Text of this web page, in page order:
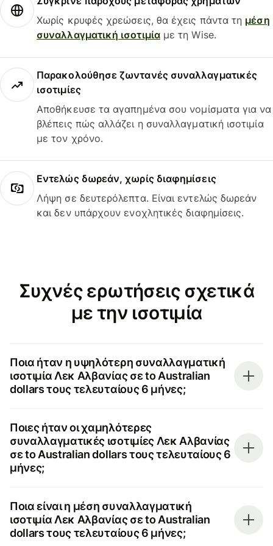
Χωρίς κρυφές χρεώσεις, θα έχεις πάντα τη μέση
συναλλαγματική ισοτιμίαμε τη Wise.
Παρακολούθησε ζωντανές συναλλαγματικές
ισοτιμίες
Αποθήκευσε τα αγαπημένα σου νομίσματα για να
βλέπεις πώς αλλάζει η συναλλαγματική ισοτιμία
με τον χρόνο.
Εντελώς δωρεάν, χωρίς διαφημίσεις
Λήψη σε δευτερόλεπτα. Είναι εντελώς δωρεάν
και δεν υπάρχουν ενοχλητικές διαφημίσεις.
Συχνές ερωτήσεις σχετικά
με την ισοτιμία
Ποια ήταν η υψηλότερη συναλλαγματική
ισοτιμία Λεκ Αλβανίας σε to Australian
dollars τους τελευταίους 6 μήνες;
Ποιες ήταν οι χαμηλότερες
συναλλαγματικές ισοτιμίες Λεκ Αλβανίας
σε to Australian dollars τους τελευταίους 6
μήνες;
Ποια είναι η μέση συναλλαγματική
ισοτιμία Λεκ Αλβανίας σε to Australian
dollars τους τελευταίους 6 μήνες;